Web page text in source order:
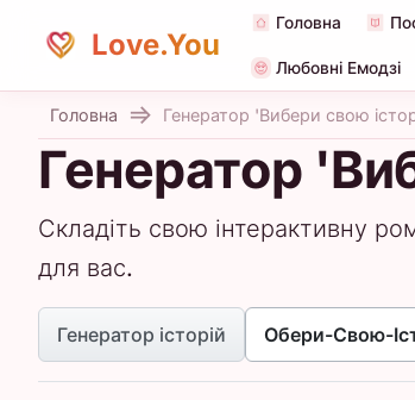
Love.You
Головна
Любовні Емодзі
Головна Генератор 'Вибери свою
Генератор
Складіть свою інтерактивну
для вас.
Генератор історій Обери-Свою-